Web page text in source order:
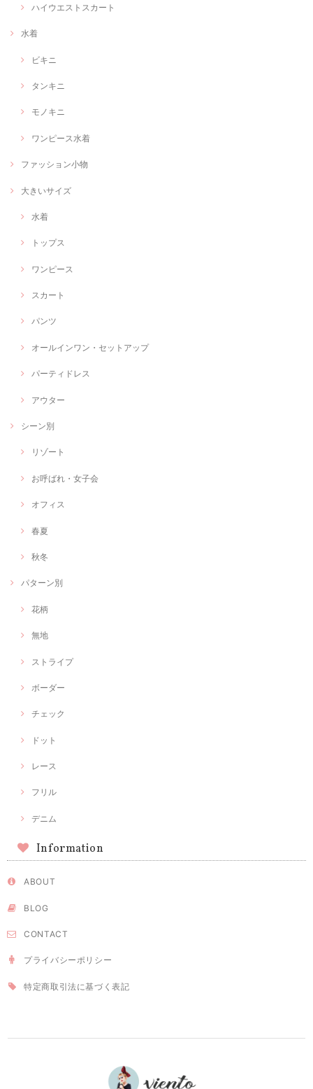
ハイウエストスカート
水着
ビキニ
タンキニ
モノキニ
ワンピース水着
ファッション小物
大きいサイズ
水着
トップス
ワンピース
スカート
パンツ
オールインワン・セットアップ
パーティドレス
アウター
シーン別
リゾート
お呼ばれ・女子会
オフィス
春夏
秋冬
パターン別
花柄
無地
ストライプ
ボーダー
チェック
ドット
レース
フリル
デニム
Information
ABOUT
BLOG
CONTACT
プライバシーポリシー
特定商取引法に基づく表記